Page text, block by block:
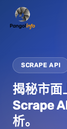
SCRAPE API
揭秘市面
Scrape
析。